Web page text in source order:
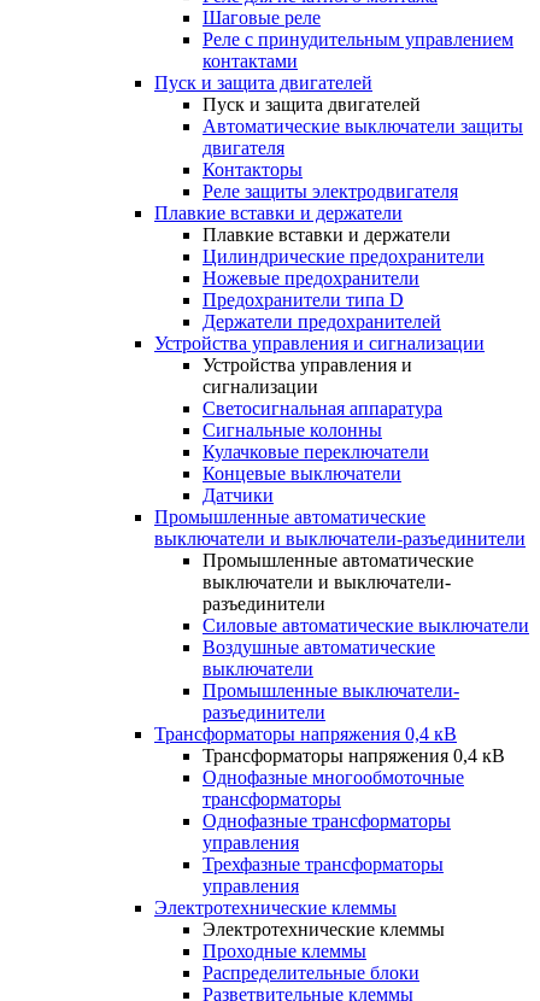
Шаговые реле
Реле с принудительным управлением
контактами
Пуск и защита двигателей
Пуск и защита двигателей
Автоматические выключатели защиты
двигателя
Контакторы
Реле защиты электродвигателя
Плавкие вставки и держатели
Плавкие вставки и держатели
Цилиндрические предохранители
Ножевые предохранители
Предохранители типа D
Держатели предохранителей
Устройства управления и сигнализации
Устройства управления и
сигнализации
Светосигнальная аппаратура
Сигнальные колонны
Кулачковые переключатели
Концевые выключатели
Датчики
Промышленные автоматические
выключатели и выключатели-разъединители
Промышленные автоматические
выключатели и выключатели-
разъединители
Силовые автоматические выключатели
Воздушные автоматические
выключатели
Промышленные выключатели-
разъединители
Трансформаторы напряжения 0,4 кВ
Трансформаторы напряжения 0,4 кВ
Однофазные многообмоточные
трансформаторы
Однофазные трансформаторы
управления
Трехфазные трансформаторы
управления
Электротехнические клеммы
Электротехнические клеммы
Проходные клеммы
Распределительные блоки
Разветвительные клеммы